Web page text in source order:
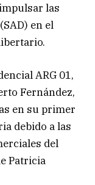
las
en el
ARG 01,
Fernández,
en su primer
debido a las
del
Patricia